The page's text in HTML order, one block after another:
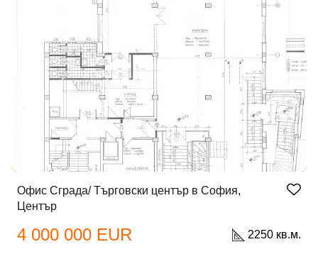
Офис Сграда/ Търговски център в София,
Център
4 000 000 EUR 2250 кв.м.